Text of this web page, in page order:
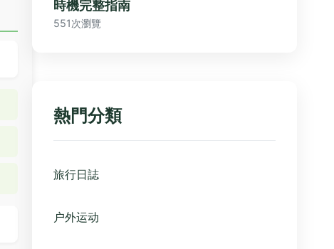
時機完整指南
551次瀏覽
熱門分類
旅行日誌
户外运动